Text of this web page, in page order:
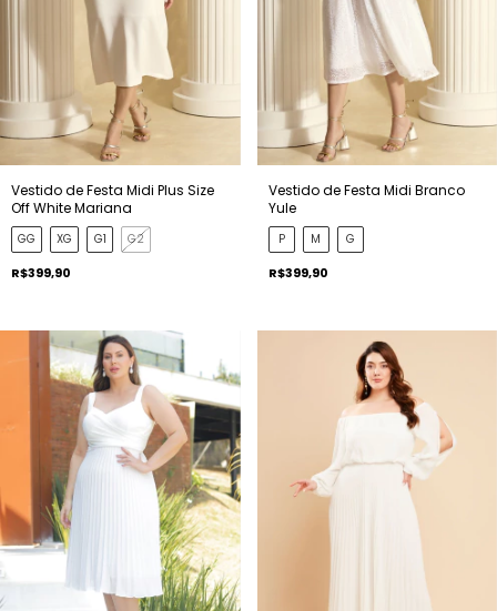
Vestido de Festa Midi Plus Size
Off White Mariana
GG XG G1 G2
R$399,90
Vestido de Festa Midi Branco
Yule
P M G
R$399,90